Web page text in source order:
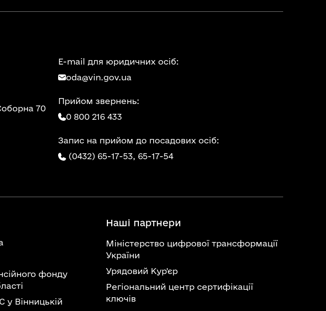
70
E-mail для юридичних осіб:
oda@vin.gov.ua
Прийом звернень:
0 800 216 433
Запис на прийом до посадових осіб:
(0432) 65-17-53, 65-17-54
фонду
у Вінницькій
Наші партнери
Міністерство цифрової трансформації
України
Урядовий Кур'єр
Регіональний центр сертифікації
ключів